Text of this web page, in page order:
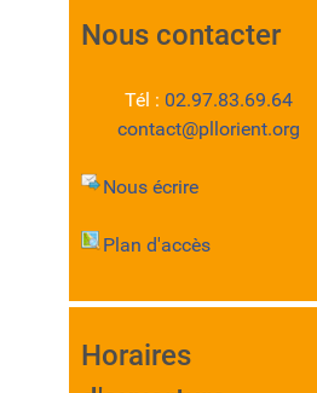
Nous contacter
Tél : 02.97.83.69.64
contact@pllorient.org
Nous écrire
Plan d'accès
Horaires